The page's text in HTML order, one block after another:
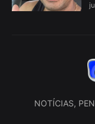
NOTÍCIAS,